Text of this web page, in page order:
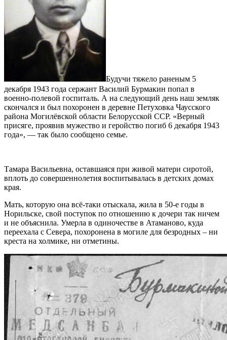
Будучи тяжело раненым 5
декабря 1943 года сержант Василий Бурмакин попал в
военно-полевой госпиталь. А на следующий день наш земляк
скончался и был похоронен в деревне Петуховка Чаусского
района Могилёвской области Белорусской ССР. «Верный
присяге, проявив мужество и геройство погиб 6 декабря 1943
года», — так было сообщено семье.
Тамара Васильевна, оставшаяся при живой матери сиротой,
вплоть до совершеннолетия воспитывалась в детских домах
края.
Мать, которую она всё-таки отыскала, жила в 50-е годы в
Норильске, свой поступок по отношению к дочери так ничем
и не объяснила. Умерла в одиночестве в Атаманово, куда
переехала с Севера, похоронена в могиле для безродных – ни
креста на холмике, ни отметины.